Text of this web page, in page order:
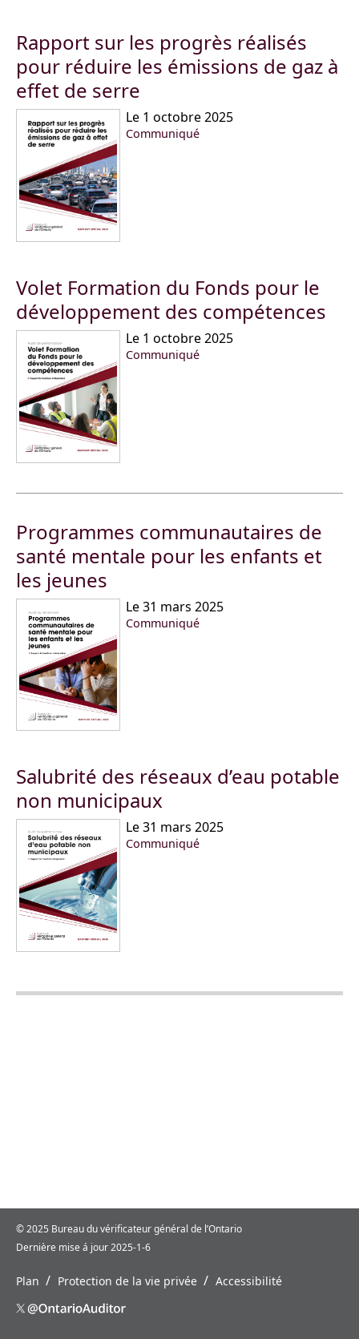
Rapport sur les progrès réalisés
pour réduire les émissions de gaz à
effet de serre
Le 1 octobre 2025
Communiqué
Volet Formation du Fonds pour le
développement des compétences
Le 1 octobre 2025
Communiqué
Programmes communautaires de
santé mentale pour les enfants et
les jeunes
Le 31 mars 2025
Communiqué
Salubrité des réseaux d’eau potable
non municipaux
Le 31 mars 2025
Communiqué
© 2025 Bureau du vérificateur général de l’Ontario
Dernière mise á jour 2025-1-6
Plan / Protection de la vie privée / Accessibilité